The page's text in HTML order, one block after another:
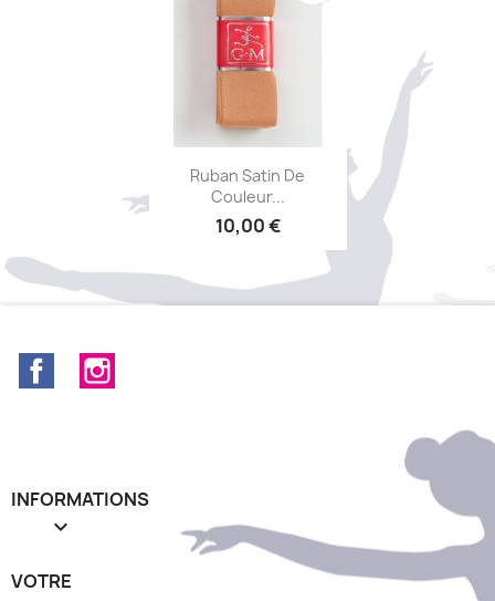
Aperçu rapide
Ruban Satin De
Couleur...
10,00 €
Facebook
INFORMATIONS

VOTRE